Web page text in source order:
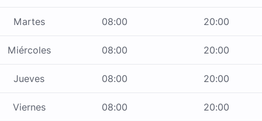
Martes 08:00 20:00
Miércoles 08:00 20:00
Jueves 08:00 20:00
Viernes 08:00 20:00